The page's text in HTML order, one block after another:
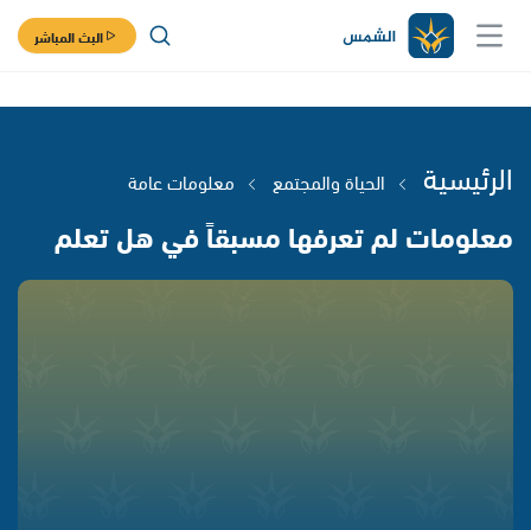
البث المباشر
الرئيسية الحياة والمجتمع معلومات عامة
معلومات لم تعرفها مسبقاً في هل تعلم